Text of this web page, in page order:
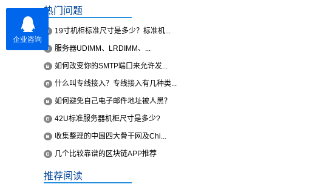
热门问题
19寸机柜标准尺寸是多少？标准机...
服务器UDIMM、LRDIMM、...
如何改变你的SMTP端口来允许发...
什么叫专线接入？专线接入有几种类...
如何避免自己电子邮件地址被人黑？
42U标准服务器机柜尺寸是多少?
收集整理的中国四大骨干网及Chi...
几个比较靠谱的区块链APP推荐
推荐阅读